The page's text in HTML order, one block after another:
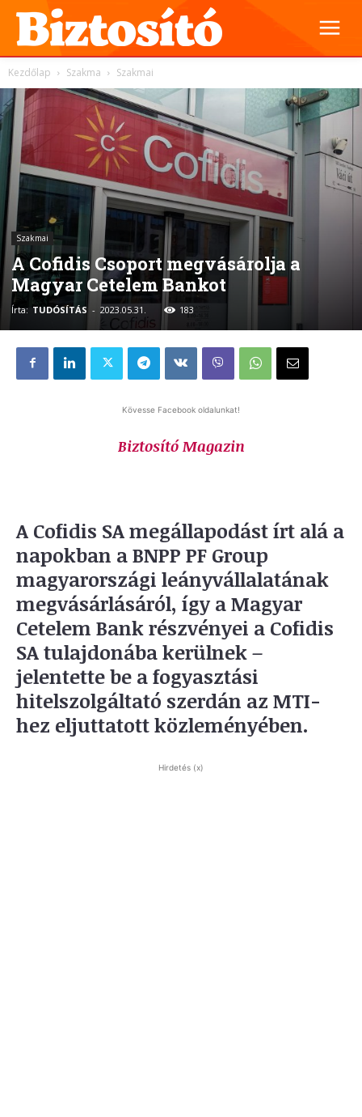
Kezdőlap Szakma Szakmai
Szakmai
A Cofidis Csoport megvásárolja a
Magyar Cetelem Bankot
Írta: TUDÓSÍTÁS - 2023.05.31. 183
Kövesse Facebook oldalunkat!
Biztosító Magazin
A Cofidis SA megállapodást írt alá a
napokban a BNPP PF Group
magyarországi leányvállalatának
megvásárlásáról, így a Magyar
Cetelem Bank részvényei a Cofidis
SA tulajdonába kerülnek –
jelentette be a fogyasztási
hitelszolgáltató szerdán az MTI-
hez eljuttatott közleményében.
Hirdetés (x)